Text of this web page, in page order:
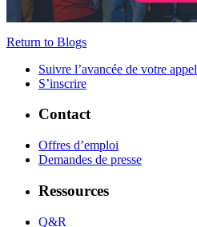
Return to Blogs
Suivre l’avancée de votre appel
S’inscrire
Contact
Offres d’emploi
Demandes de presse
Ressources
Q&R